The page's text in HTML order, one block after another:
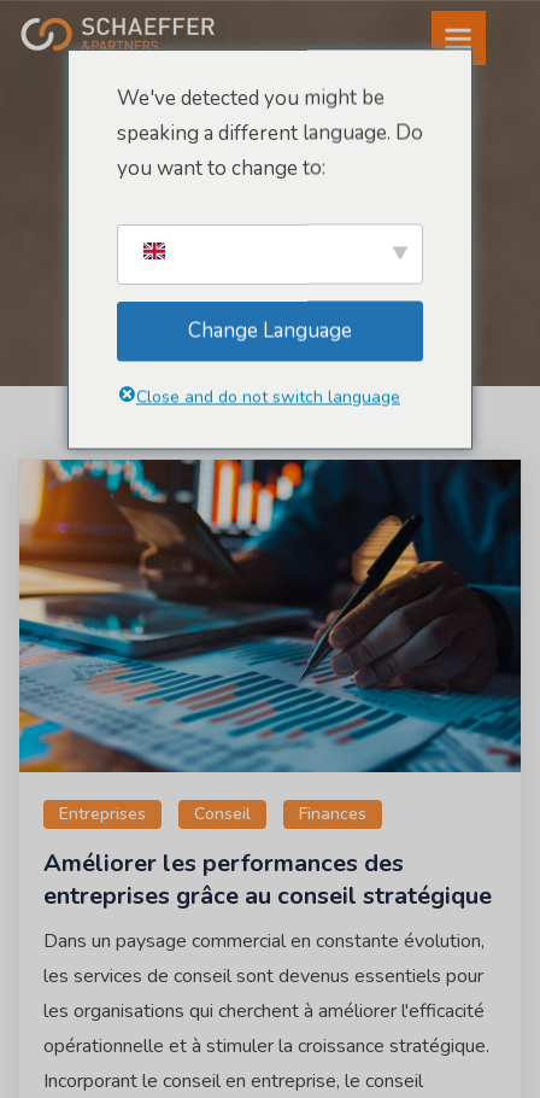
Accueil -
Entreprises Conseil Finances
Améliorer les performances des
entreprises grâce au conseil stratégique
Dans un paysage commercial en constante évolution,
les services de conseil sont devenus essentiels pour
les organisations qui cherchent à améliorer l'efficacité
opérationnelle et à stimuler la croissance stratégique.
Incorporant le conseil en entreprise, le conseil
We've detected you might be
speaking a different language. Do
you want to change to:
Change Language
Close and do not switch language